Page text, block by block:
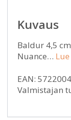
Kuvaus
Baldur 4,5
Nuance…
EAN:
Valmistajan